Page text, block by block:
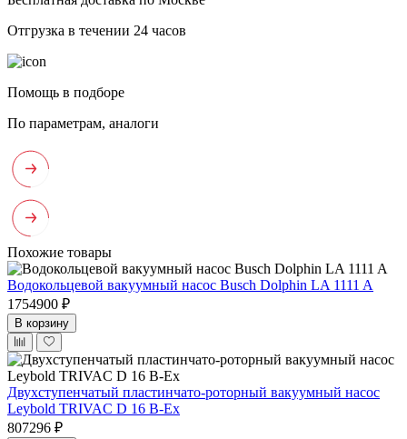
Отгрузка в течении 24 часов
Помощь в подборе
По параметрам, аналоги
Похожие товары
Водокольцевой вакуумный насос Busch Dolphin LA 1111 A
1754900 ₽
В корзину
Двухступенчатый пластинчато-роторный вакуумный насос
Leybold TRIVAC D 16 B-Ex
807296 ₽